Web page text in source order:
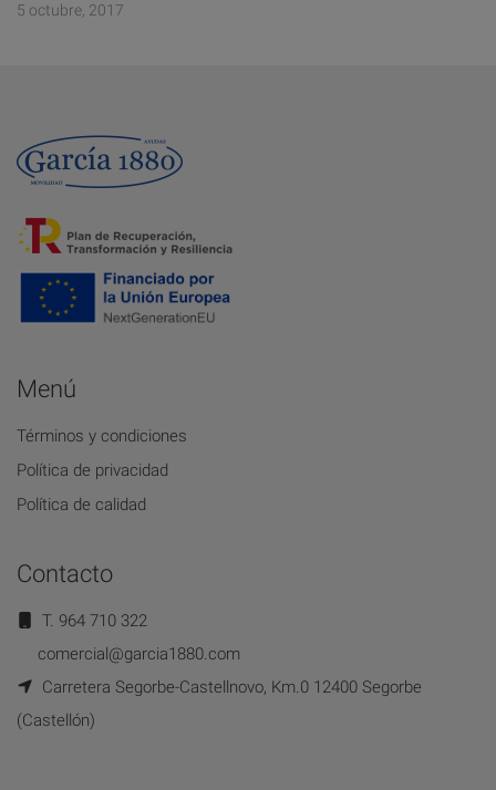
5 octubre, 2017
Menú
Términos y condiciones
Política de privacidad
Política de calidad
Contacto
T. 964 710 322
comercial@garcia1880.com
Carretera Segorbe-Castellnovo, Km.0 12400 Segorbe
(Castellón)